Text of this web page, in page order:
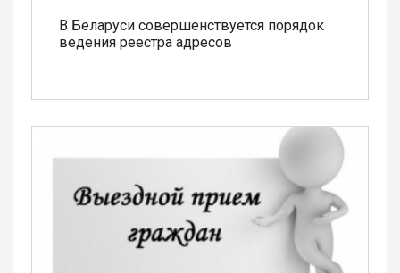
В Беларуси совершенствуется порядок
ведения реестра адресов